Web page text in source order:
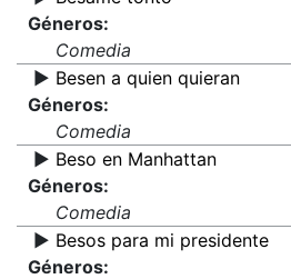
Géneros:
Comedia
▶️ Besen a quien quieran
Géneros:
Comedia
▶️ Beso en Manhattan
Géneros:
Comedia
▶️ Besos para mi presidente
Géneros: